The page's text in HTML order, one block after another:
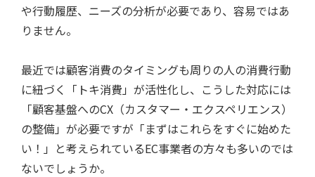
や行動履歴、ニーズの分析が必要であり、容易ではあ
りません。
最近では顧客消費のタイミングも周りの人の消費行動
に紐づく「トキ消費」が活性化し、こうした対応には
「顧客基盤へのCX（カスタマー・エクスペリエンス）
の整備」が必要ですが「まずはこれらをすぐに始めた
い！」と考えられているEC事業者の方々も多いのでは
ないでしょうか。